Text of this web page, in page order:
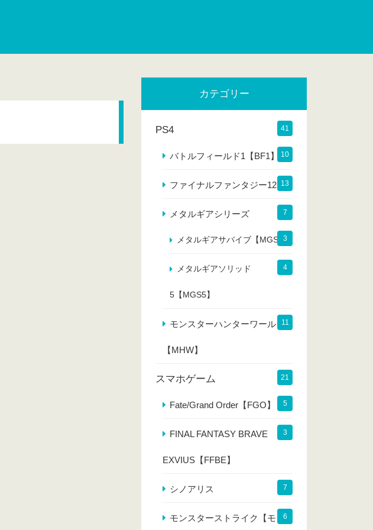
カテゴリー
PS4 41
バトルフィールド1【BF1】 10
ファイナルファンタジー12 13
メタルギアシリーズ 7
メタルギアサバイブ【MGS】
3
メタルギアソリッド
5【MGS5】
4
モンスターハンターワールド
【MHW】
11
スマホゲーム 21
Fate/Grand Order【FGO】 5
FINAL FANTASY BRAVE
EXVIUS【FFBE】
3
シノアリス 7
モンスターストライク【モン6